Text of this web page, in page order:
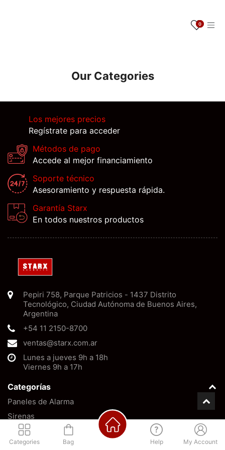
0
Our Categories
Categories Bag Help My Account
Los mejores precios
Regístrate para acceder
Métodos de pago
Accede al mejor financiamiento
Soporte técnico
Asesoramiento y respuesta rápida.
Garantía Starx
En todos nuestros productos
Pepiri 758, Parque Patricios - 1437 Distrito
Tecnológico, Ciudad Autónoma de Buenos Aires,
Argentina
+54 11 2150-8700
ventas@starx.com.ar
Lunes a jueves 9h a 18h
Viernes 9h a 17h
Categorías
Paneles de Alarma
Sirenas
Baterías
Barreras